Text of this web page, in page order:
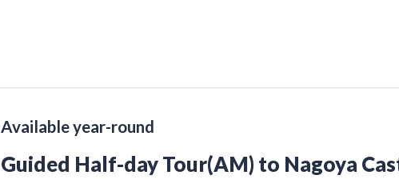
Available year-round
Guided Half-day Tour(AM) to Nagoya